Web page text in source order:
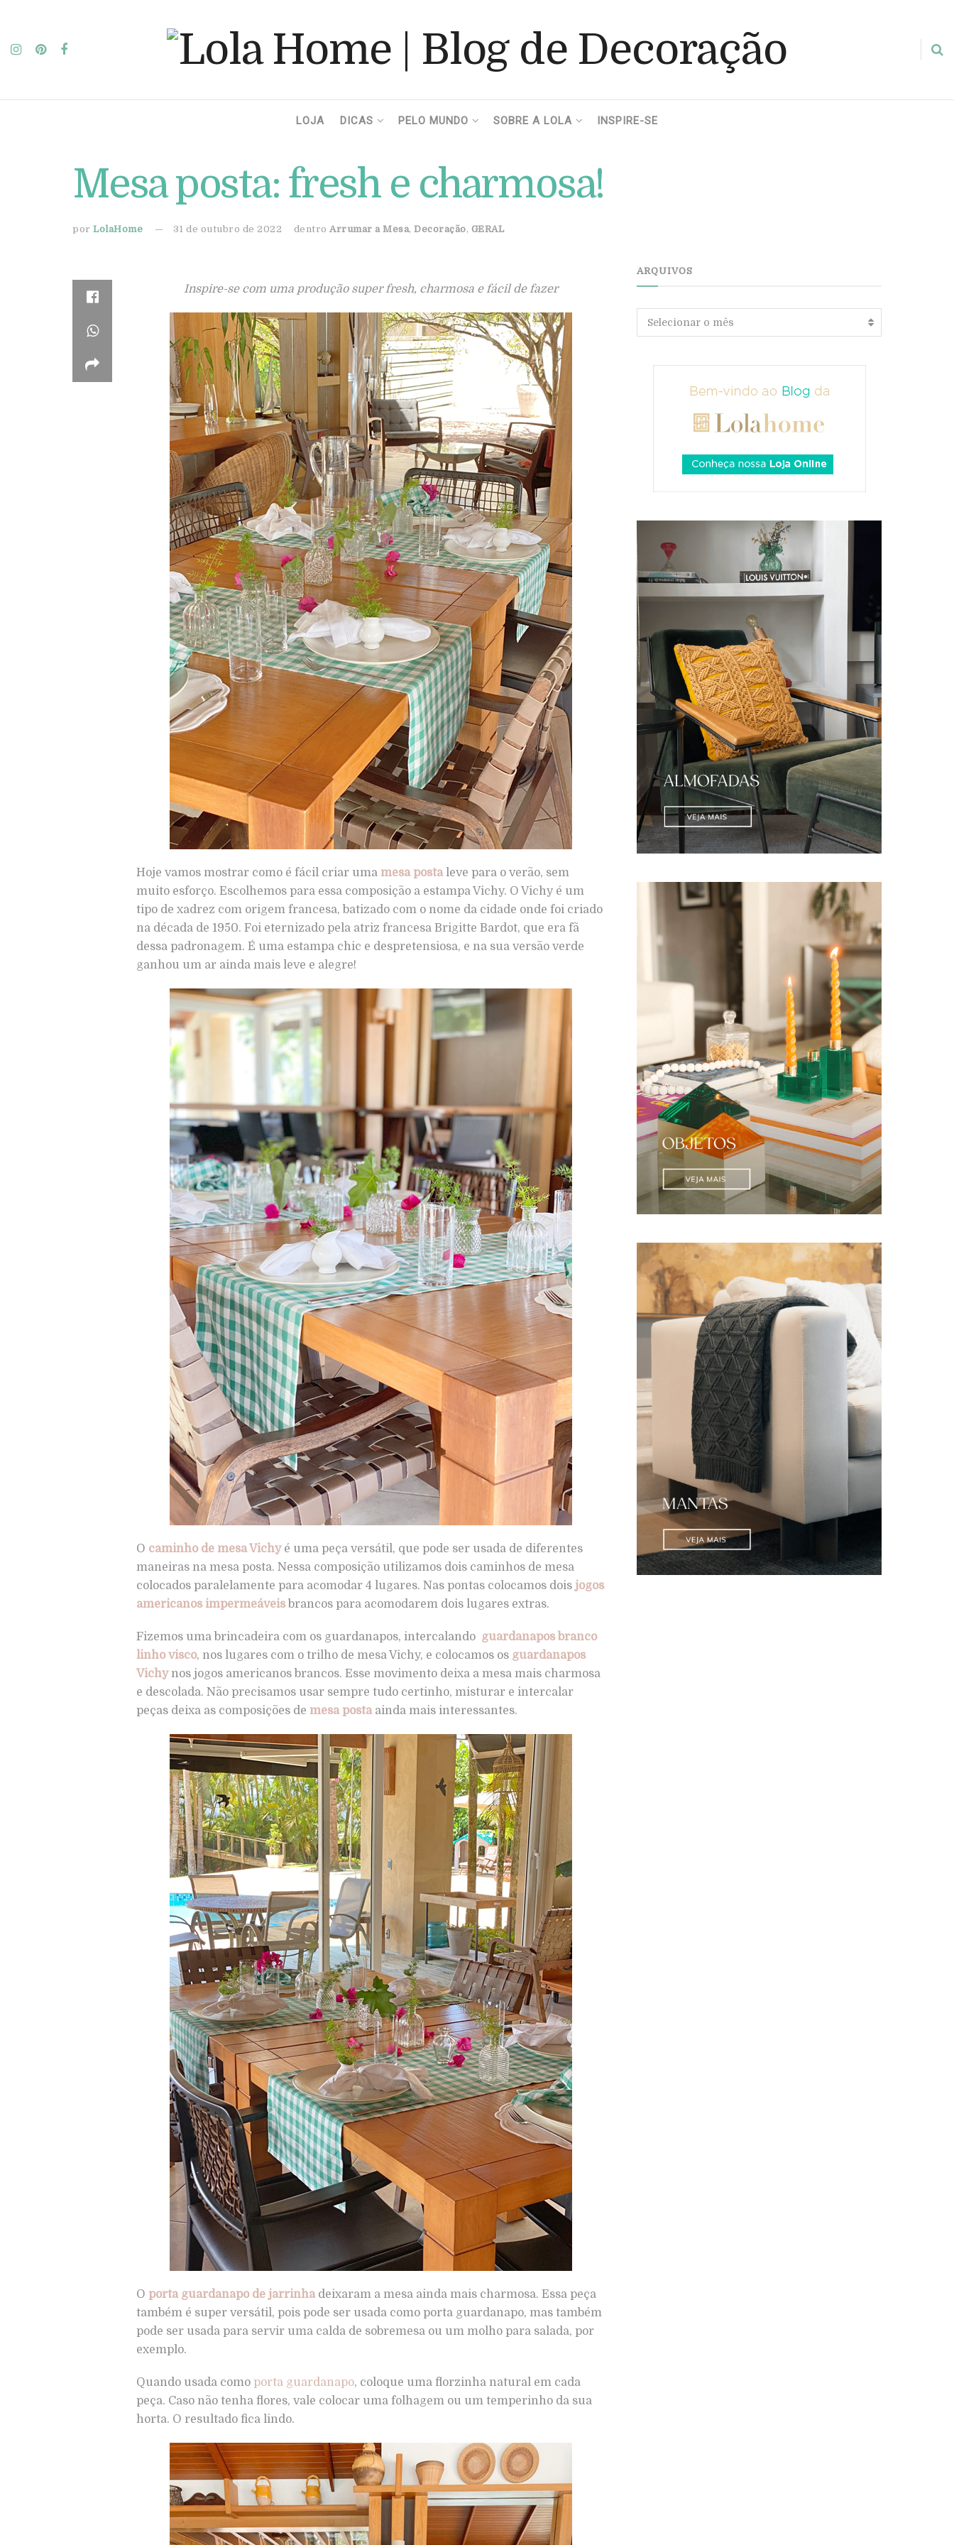
LOJA DICAS PELO MUNDO SOBRE A LOLA INSPIRE-SE
Mesa posta: fresh e charmosa!
por LolaHome 31 de outubro de 2022 dentro Arrumar a Mesa, Decoração, GERAL
Inspire-se com uma produção super fresh, charmosa e fácil de fazer
Hoje vamos mostrar como é fácil criar uma mesa postaleve para o verão, sem
muito esforço. Escolhemos para essa composição a estampa Vichy. O Vichy é um
tipo de xadrez com origem francesa, batizado com o nome da cidade onde foi criado
na década de 1950. Foi eternizado pela atriz francesa Brigitte Bardot, que era fã
dessa padronagem. É uma estampa chic e despretensiosa, e na sua versão verde
ganhou um ar ainda mais leve e alegre!
O caminho de mesa Vichyé uma peça versátil, que pode ser usada de diferentes
maneiras na mesa posta. Nessa composição utilizamos dois caminhos de mesa
colocados paralelamente para acomodar 4 lugares. Nas pontas colocamos dois jogos
americanos impermeáveis brancos para acomodarem dois lugares extras.
Fizemos uma brincadeira com os guardanapos, intercalando guardanapos branco
linho visco, nos lugares com o trilho de mesa Vichy, e colocamos os guardanapos
Vichynos jogos americanos brancos. Esse movimento deixa a mesa mais charmosa
e descolada. Não precisamos usar sempre tudo certinho, misturar e intercalar
peças deixa as composições de mesa postaainda mais interessantes.
O porta guardanapo de jarrinhadeixaram a mesa ainda mais charmosa. Essa peça
também é super versátil, pois pode ser usada como porta guardanapo, mas também
pode ser usada para servir uma calda de sobremesa ou um molho para salada, por
exemplo.
Quando usada como porta guardanapo, coloque uma florzinha natural em cada
peça. Caso não tenha flores, vale colocar uma folhagem ou um temperinho da sua
horta. O resultado fica lindo.
ARQUIVOS
Arquivos
Selecionar o mês